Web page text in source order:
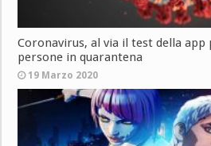
Coronavirus, al via il test della
persone in quarantena
19 Marzo 2020